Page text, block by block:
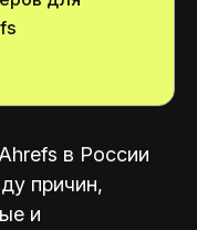
в России
причин,
и